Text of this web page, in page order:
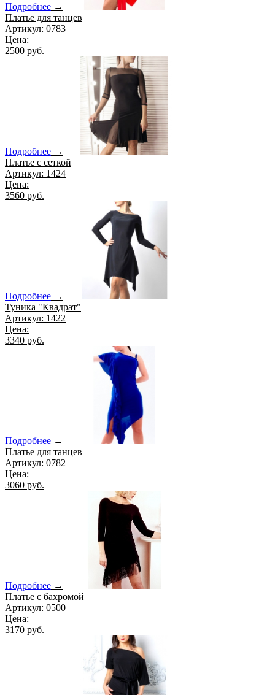
Подробнее →
Платье для танцев
Артикул: 0783
Цена:
2500 руб.
Подробнее →
Платье с сеткой
Артикул: 1424
Цена:
3560 руб.
Подробнее →
Туника "Квадрат"
Артикул: 1422
Цена:
3340 руб.
Подробнее →
Платье для танцев
Артикул: 0782
Цена:
3060 руб.
Подробнее →
Платье с бахромой
Артикул: 0500
Цена:
3170 руб.